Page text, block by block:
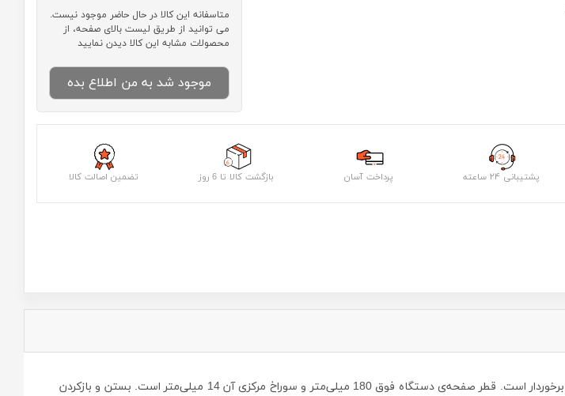
متاسفانه این کالا در حال حاضر موجود نیست.
می توانید از طریق لیست بالای صفحه، از
محصولات مشابه این کالا دیدن نمایید
موجود شد به من اطلاع بده
پشتیبانی ۲۴ ساعته پرداخت آسان بازگشت کالا تا 6 روز تضمین اصالت کالا
بستن و بازکردن